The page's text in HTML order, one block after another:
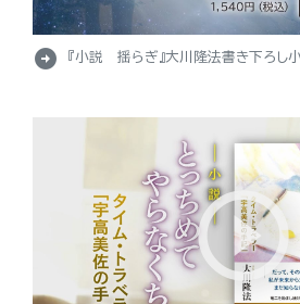
arrow_circle_right 『小説 揺らぎ』大川隆法書き下ろし